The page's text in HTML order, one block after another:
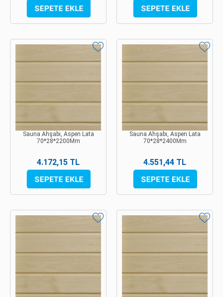
Sauna Ahşabı, Aspen Lata
70*28*2200Mm
4.172,15 TL
Sauna Ahşabı, Aspen Lata
70*28*2400Mm
4.551,44 TL